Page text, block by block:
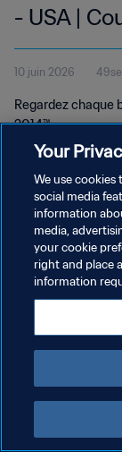
- USA |
Brésil
10 juin 2026
Regardez chaque
2014™.
POLITIQUE DE
CONDITIONS
GÉRER VOS
Your
We use
social media
information
media,
your cookie
right and place
information